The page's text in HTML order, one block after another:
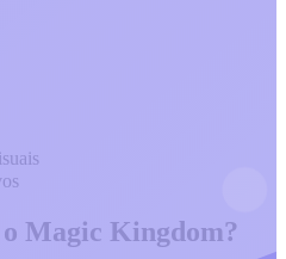
Magic Kingdom?